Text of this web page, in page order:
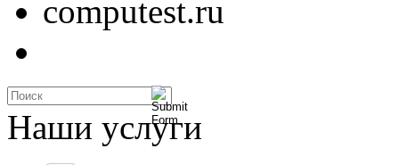
computest.ru
Наши услуги